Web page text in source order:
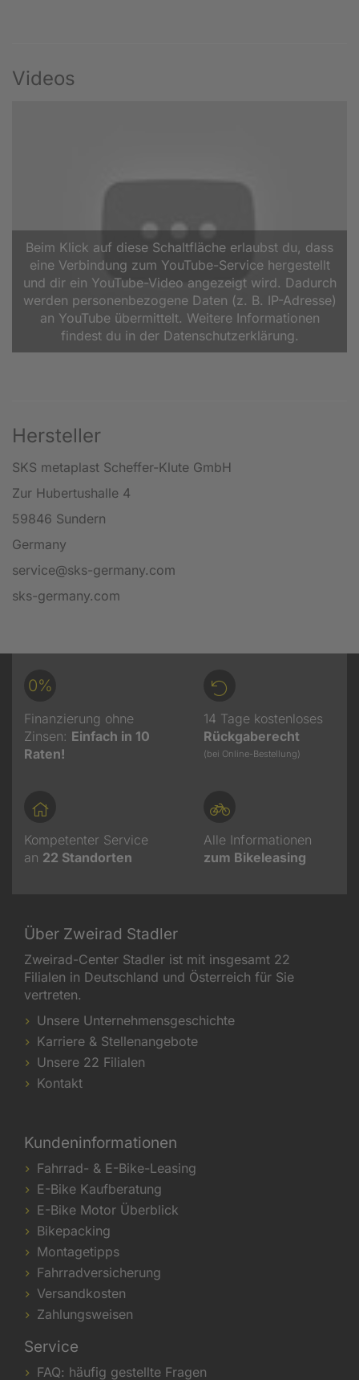
Videos
Beim Klick auf diese Schaltfläche erlaubst du, dass
eine Verbindung zum YouTube-Service hergestellt
und dir ein YouTube-Video angezeigt wird. Dadurch
werden personenbezogene Daten (z. B. IP-Adresse)
an YouTube übermittelt. Weitere Informationen
findest du in der Datenschutzerklärung.
Hersteller
SKS metaplast Scheffer-Klute GmbH
Zur Hubertushalle 4
59846 Sundern
Germany
service@sks-germany.com
sks-germany.com
0%
Finanzierung ohne
Zinsen: Einfach in 10
Raten!
14 Tage kostenloses
Rückgaberecht
(bei Online-Bestellung)
Kompetenter Service
an 22 Standorten
Alle Informationen
zum Bikeleasing
Über Zweirad Stadler
Zweirad-Center Stadler ist mit insgesamt 22
Filialen in Deutschland und Österreich für Sie
vertreten.
Unsere Unternehmensgeschichte
Karriere & Stellenangebote
Unsere 22 Filialen
Kontakt
Kundeninformationen
Fahrrad- & E-Bike-Leasing
E-Bike Kaufberatung
E-Bike Motor Überblick
Bikepacking
Montagetipps
Fahrradversicherung
Versandkosten
Zahlungsweisen
Service
FAQ: häufig gestellte Fragen